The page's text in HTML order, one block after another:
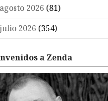
2026 (81)
2026 (354)
a Zenda